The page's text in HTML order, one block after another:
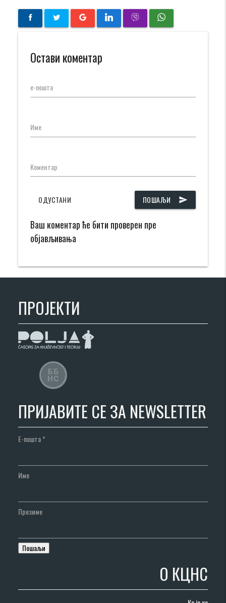
Остави коментар
е-пошта
Име
Коментар
ПОШАЉИ send
ОДУСТАНИ
Ваш коментар ће бити проверен пре
објављивања
ПРОЈЕКТИ
ПРИЈАВИТЕ СЕ ЗА NEWSLETTER
Е-пошта*
Име
Презиме
О КЦНС